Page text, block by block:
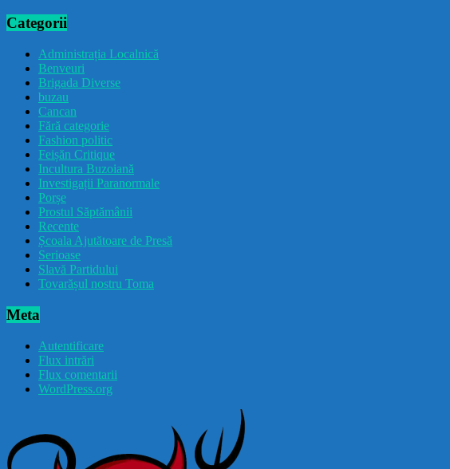
Categorii
Administrația Localnică
Benveuri
Brigada Diverse
buzau
Cancan
Fără categorie
Fashion politic
Feișăn Critique
Incultura Buzoiană
Investigații Paranormale
Porșe
Prostul Săptămânii
Recente
Școala Ajutătoare de Presă
Serioase
Slavă Partidului
Tovarășul nostru Toma
Meta
Autentificare
Flux intrări
Flux comentarii
WordPress.org